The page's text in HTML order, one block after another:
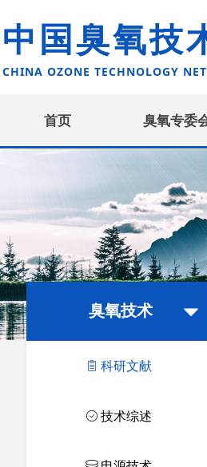
中国臭氧技
CHINA OZONE TECHNOLOGY
首页 臭氧专委
臭氧技术 뀓
ꁩ 科研文献
ꄗ 技术综述